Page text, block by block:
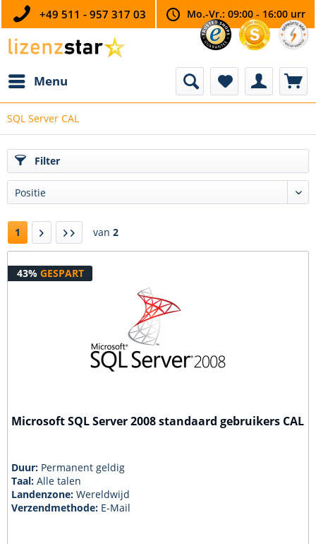
+49 511 - 957 317 03 Mo.-Vr.: 09:00 - 16:00 urr
Menu
SQL Server CAL
Filter
1 van 2
43% GESPART
Microsoft SQL Server 2008 standaard gebruikers CAL
Duur: Permanent geldig
Taal:Alle talen
Landenzone:Wereldwijd
Verzendmethode: E-Mail